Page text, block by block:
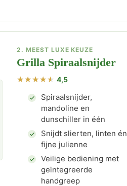
2. MEEST LUXE KEUZE
Grilla Spiraalsnijder
4,5
Spiraalsnijder,
mandoline en
dunschiller in één
Snijdt slierten, linten én
fijne julienne
Veilige bediening met
geïntegreerde
handgreep